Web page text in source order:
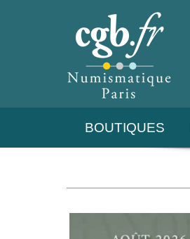
BOUTIQUES